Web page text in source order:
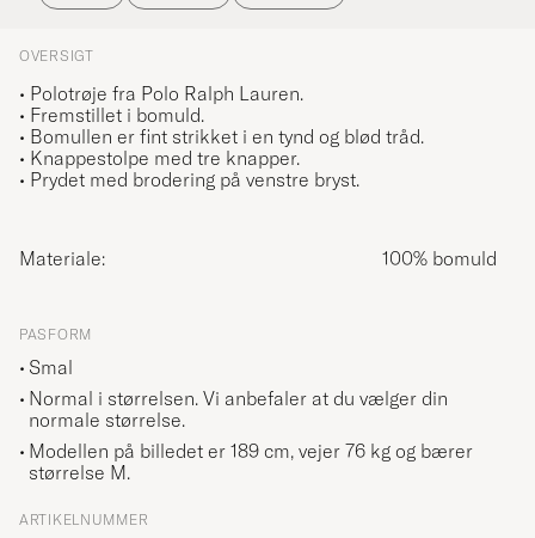
OVERSIGT
• Polotrøje fra Polo Ralph Lauren.
• Fremstillet i bomuld.
• Bomullen er fint strikket i en tynd og blød tråd.
• Knappestolpe med tre knapper.
• Prydet med brodering på venstre bryst.
Materiale: 100% bomuld
PASFORM
Smal
Normal i størrelsen. Vi anbefaler at du vælger din
normale størrelse.
Modellen på billedet er 189 cm, vejer 76 kg og bærer
størrelse M.
ARTIKELNUMMER